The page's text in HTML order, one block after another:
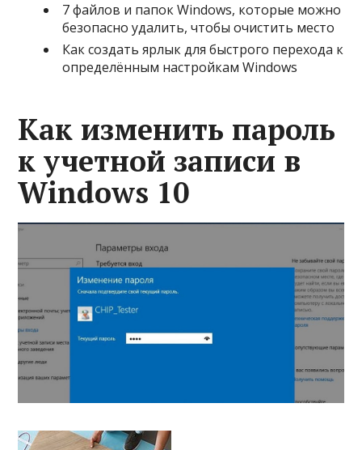
7 файлов и папок Windows, которые можно
безопасно удалить, чтобы очистить место
Как создать ярлык для быстрого перехода к
определённым настройкам Windows
Как изменить пароль
к учетной записи в
Windows 10